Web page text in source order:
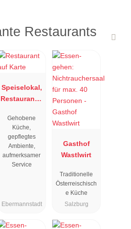
Restaurants
Speiselokal,
Restaurant "
"
Gehobene
Küche,
gepflegtes
Ambiente,
aufmerksamer
Service
Ebermannstadt
Gasthof
Wastlwirt
Traditionelle
Österreischisch
e Küche
Salzburg